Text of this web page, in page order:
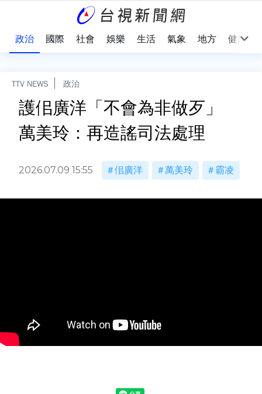
政治 國際 社會 娛樂 生活 氣象 地方 健康
TTV NEWS 政治
護佀廣洋「不會為非做歹」
萬美玲：再造謠司法處理
2026.07.09 15:55 佀廣洋 萬美玲 霸凌